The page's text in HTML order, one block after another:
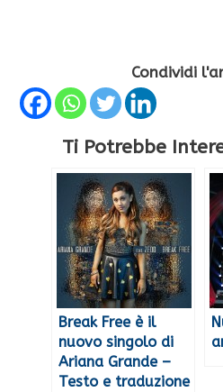
Condividi
Ti Potrebbe
Break Free è il
nuovo singolo di
Ariana Grande –
Testo e traduzione